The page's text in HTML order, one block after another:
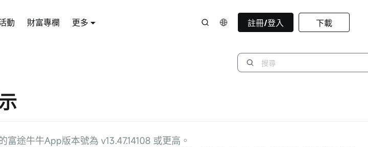
動 財富專欄 更多 註冊/登入 下載
途牛牛App版本號為 v13.47.14108 或更高。